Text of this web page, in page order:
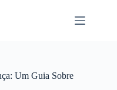
Um Guia Sobre